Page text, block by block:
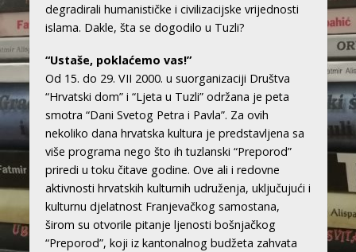
degradirali humanističke i civilizacijske vrijednosti
islama. Dakle, šta se dogodilo u Tuzli?
“Ustaše, poklaćemo vas!”
Od 15. do 29. VII 2000. u suorganizaciji Društva
“Hrvatski dom” i “Ljeta u Tuzli” održana je peta
smotra “Dani Svetog Petra i Pavla”. Za ovih
nekoliko dana hrvatska kultura je predstavljena sa
više programa nego što ih tuzlanski “Preporod”
priredi u toku čitave godine. Ove ali i redovne
aktivnosti hrvatskih kulturnih udruženja, uključujući i
kulturnu djelatnost Franjevačkog samostana,
širom su otvorile pitanje ljenosti bošnjačkog
“Preporod”, koji iz kantonalnog budžeta zahvata